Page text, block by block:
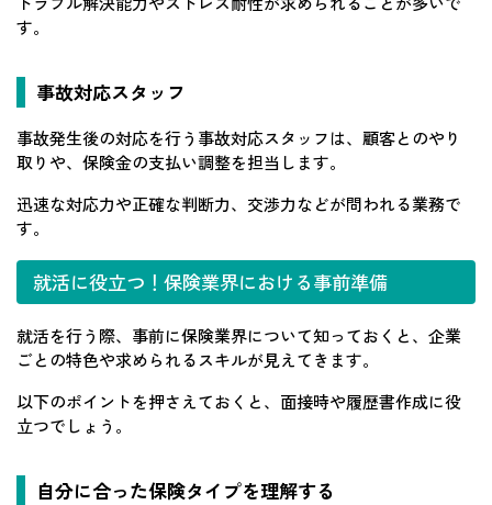
す。
事故対応スタッフ
事故発生後の対応を行う事故対応スタッフは、顧客とのやり
取りや、保険金の支払い調整を担当します。
迅速な対応力や正確な判断力、交渉力などが問われる業務で
す。
就活に役立つ！保険業界における事前準備
就活を行う際、事前に保険業界について知っておくと、企業
ごとの特色や求められるスキルが見えてきます。
以下のポイントを押さえておくと、面接時や履歴書作成に役
立つでしょう。
自分に合った保険タイプを理解する